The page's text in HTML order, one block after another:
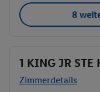
8
1 KING JR STE
Zimmerdetails